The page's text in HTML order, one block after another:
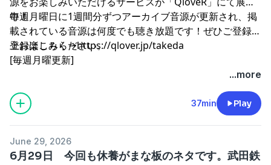
中！
毎週月曜日に1週間分ずつアーカイブ音源が更新され、掲
載されている音源は何度でも聴き放題です！ぜひご登録の
上お楽しみください。
登録はこちら→⁠⁠⁠⁠⁠⁠⁠⁠⁠⁠⁠⁠⁠⁠⁠⁠⁠⁠⁠⁠⁠⁠⁠⁠⁠⁠⁠https://qlover.jp/takeda⁠⁠⁠⁠⁠⁠⁠⁠⁠⁠⁠⁠⁠⁠⁠⁠⁠⁠⁠⁠⁠⁠⁠⁠⁠⁠⁠
[毎週月曜更新]
...more
37min Play
June 29, 2026
6月29日 今回も休養がまな板のネタです。武田鉄